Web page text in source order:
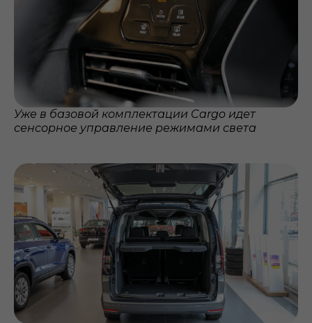
Уже в базовой комплектации Cargo идет
сенсорное управление режимами света